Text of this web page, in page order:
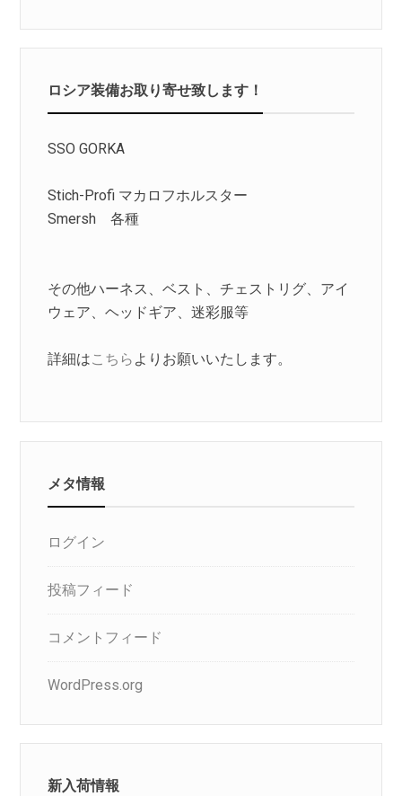
ロシア装備お取り寄せ致します！
SSO GORKA
Stich-Profi マカロフホルスター
Smersh 各種
その他ハーネス、ベスト、チェストリグ、アイ
ウェア、ヘッドギア、迷彩服等
詳細はこちら よりお願いいたします。
メタ情報
ログイン
投稿フィード
コメントフィード
WordPress.org
新入荷情報